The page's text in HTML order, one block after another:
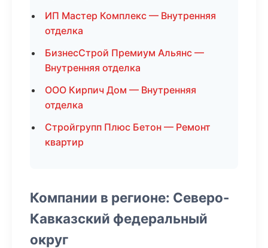
ИП Мастер Комплекс — Внутренняя
отделка
БизнесСтрой Премиум Альянс —
Внутренняя отделка
ООО Кирпич Дом — Внутренняя
отделка
Стройгрупп Плюс Бетон — Ремонт
квартир
Компании в регионе: Северо-
Кавказский федеральный
округ